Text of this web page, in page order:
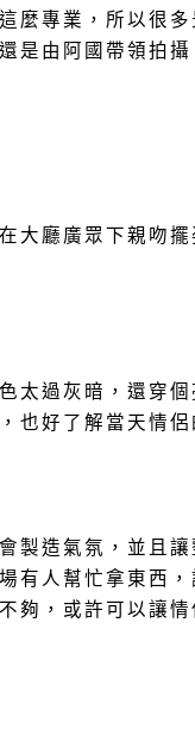
麼專業，所以很
是由阿國帶領拍
大廳廣眾下親吻
太過灰暗，還穿
也好了解當天情侶
製造氣氛，並且
有人幫忙拿東西
夠，或許可以讓